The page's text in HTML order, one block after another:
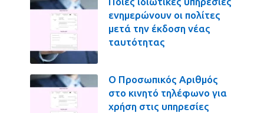
ενημερώνουν οι πολίτες
μετά την έκδοση νέας
ταυτότητας
Ο Προσωπικός Αριθμός
στο κινητό τηλέφωνο για
χρήση στις υπηρεσίες